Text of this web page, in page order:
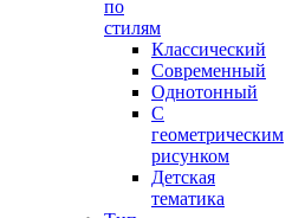
по
стилям
Классический
Современный
Однотонный
С
геометрическим
рисунком
Детская
тематика